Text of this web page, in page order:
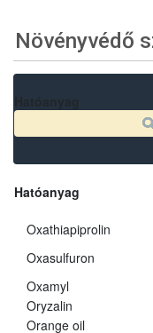
Növényvédő
Hatóanyag
Oxathiapiprolin
Oxasulfuron
Oxamyl
Oryzalin
Orange oil